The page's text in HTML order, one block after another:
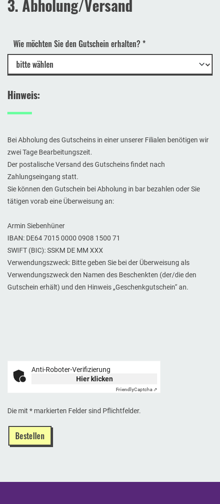
3. Abholung/Versand
Wie möchten Sie den Gutschein erhalten?*
Hinweis:
Bei Abholung des Gutscheins in einer unserer Filialen benötigen wir
zwei Tage Bearbeitungszeit.
Der postalische Versand des Gutscheins findet nach
Zahlungseingang statt.
Sie können den Gutschein bei Abholung in bar bezahlen oder Sie
tätigen vorab eine Überweisung an:
Armin Siebenhüner
IBAN: DE64 7015 0000 0908 1500 71
SWIFT (BIC): SSKM DE MM XXX
Verwendungszweck: Bitte geben Sie bei der Überweisung als
Verwendungszweck den Namen des Beschenkten (der/die den
Gutschein erhält) und den Hinweis „Geschenkgutschein“ an.
Anti-Roboter-Verifizierung
Hier klicken
FriendlyCaptcha ⇗
Die mit * markierten Felder sind Pflichtfelder.
Bestellen